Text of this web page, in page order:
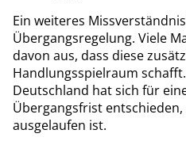
Ein weiteres
Übergangsregelung. Viele
davon aus, dass diese
Handlungsspielraum
Deutschland hat sich für
Übergangsfrist
ausgelaufen ist.